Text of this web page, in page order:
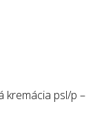
kremácia psl/p –